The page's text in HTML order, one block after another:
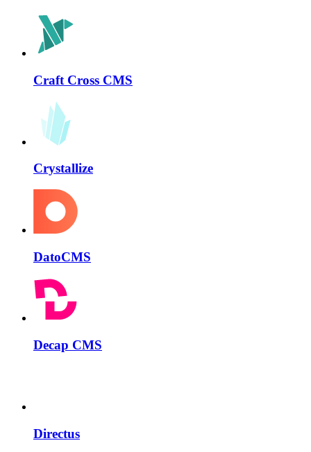
Craft Cross CMS
Crystallize
DatoCMS
Decap CMS
Directus